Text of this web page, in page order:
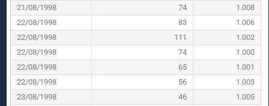
21/08/1998
74
1.008
22/08/1998
83
1.006
22/08/1998
111
1.002
22/08/1998
74
1.000
22/08/1998
65
1.001
22/08/1998
56
1.003
23/08/1998
46
1.005